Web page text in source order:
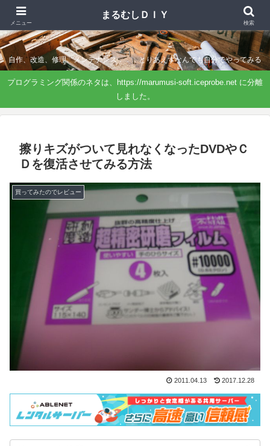
まるむしＤＩＹ
自作、改造、修理、メンテナンス．．．とりあえずなんでも自分でやってみる
プログラミング関係のネタは、https://marumusi-soft.iceprobe.net に分離
しました。
擦りキズがついて見れなくなったDVDやＣ
Ｄを復活させてみる方法
買ってみたのでレビュー
2011.04.13 2017.12.28
メニュー
まるむしＤＩＹ
検索